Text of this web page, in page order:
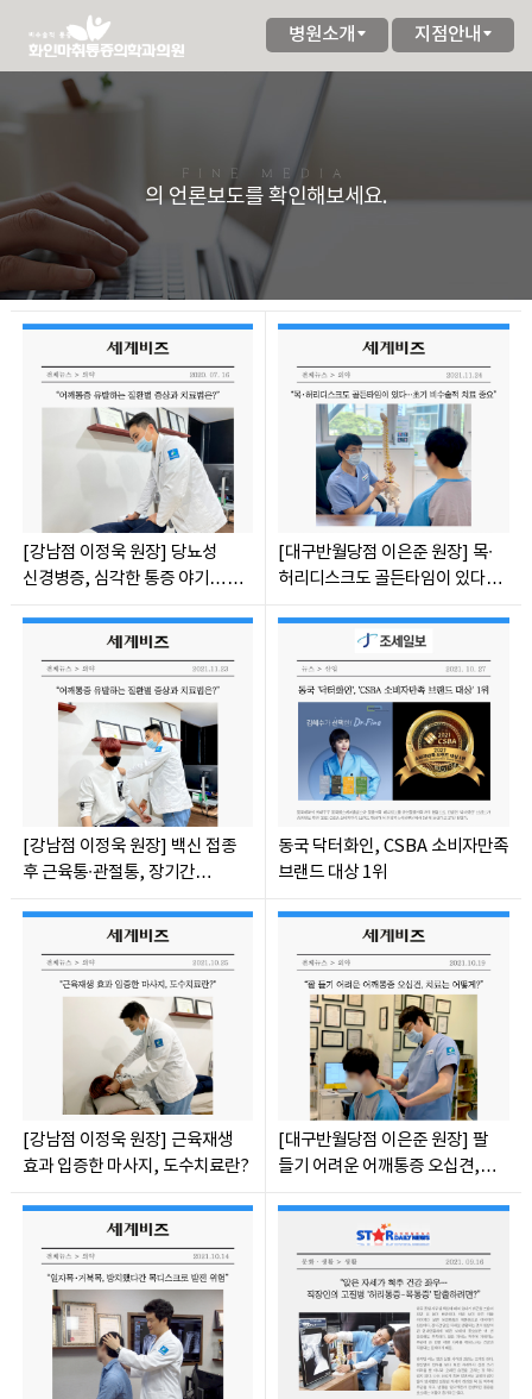
병원소개 지점안내
FINE MEDIA
의 언론보도를 확인해보세요.
[강남점 이정욱 원장] 당뇨성
신경병증, 심각한 통증 야기…
[대구반월당점 이은준 원장] 목∙
허리디스크도 골든타임이 있다…
[강남점 이정욱 원장] 백신 접종
후 근육통∙관절통, 장기간
동국 닥터화인, CSBA 소비자만족
브랜드 대상 1위
[강남점 이정욱 원장] 근육재생
효과 입증한 마사지, 도수치료란?
[대구반월당점 이은준 원장] 팔
들기 어려운 어깨통증 오십견,